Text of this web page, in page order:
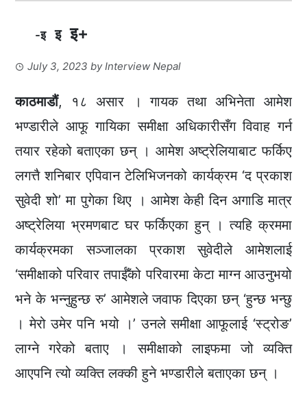
-इ इ इ+
July 3, 2023 byInterview Nepal
काठमाडौं, १८ असार । गायक तथा अभिनेता आमेश
भण्डारीले आफू गायिका समीक्षा अधिकारीसँग विवाह गर्न
तयार रहेको बताएका छन् । आमेश अष्ट्रेलियाबाट फर्किए
लगत्तै शनिबार एपिवान टेलिभिजनको कार्यक्रम ‘द प्रकाश
सुवेदी शो’ मा पुगेका थिए । आमेश केही दिन अगाडि मात्र
अष्ट्रेलिया भ्रमणबाट घर फर्किएका हुन् । त्यहि क्रममा
कार्यक्रमका सञ्जालका प्रकाश सुवेदीले आमेशलाई
‘समीक्षाको परिवार तपाईँको परिवारमा केटा माग्न आउनुभयो
भने के भन्नुहुन्छ रु’ आमेशले जवाफ दिएका छन् ‘हुन्छ भन्छु
। मेरो उमेर पनि भयो ।’ उनले समीक्षा आफूलाई ‘स्ट्रोङ’
लाग्ने गरेको बताए । समीक्षाको लाइफमा जो व्यक्ति
आएपनि त्यो व्यक्ति लक्की हुने भण्डारीले बताएका छन् ।